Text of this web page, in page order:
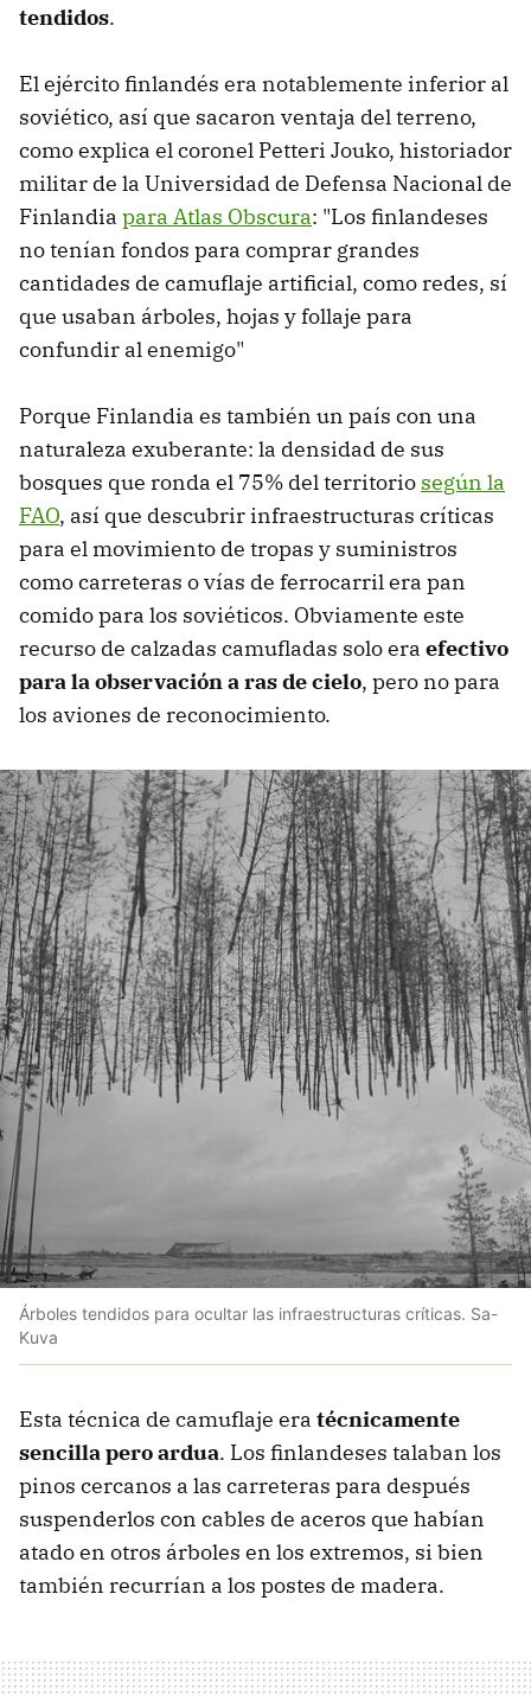
tendidos.
El ejército finlandés era notablemente inferior al
soviético, así que sacaron ventaja del terreno,
como explica el coronel Petteri Jouko, historiador
militar de la Universidad de Defensa Nacional de
Finlandia para Atlas Obscura: "Los finlandeses
no tenían fondos para comprar grandes
cantidades de camuflaje artificial, como redes, sí
que usaban árboles, hojas y follaje para
confundir al enemigo"
Porque Finlandia es también un país con una
naturaleza exuberante: la densidad de sus
bosques que ronda el 75% del territorio según la
FAO, así que descubrir infraestructuras críticas
para el movimiento de tropas y suministros
como carreteras o vías de ferrocarril era pan
comido para los soviéticos. Obviamente este
recurso de calzadas camufladas solo era efectivo
para la observación a ras de cielo, pero no para
los aviones de reconocimiento.
Árboles tendidos para ocultar las infraestructuras críticas. Sa-
Kuva
Esta técnica de camuflaje era técnicamente
sencilla pero ardua. Los finlandeses talaban los
pinos cercanos a las carreteras para después
suspenderlos con cables de aceros que habían
atado en otros árboles en los extremos, si bien
también recurrían a los postes de madera.